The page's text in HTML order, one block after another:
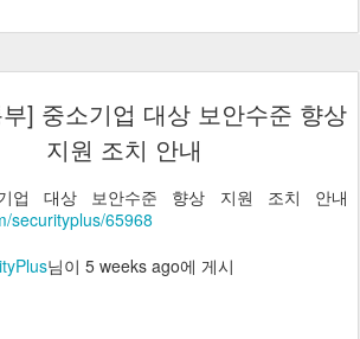
] 중소기업 대상 보안수준 향상
지원 조치 안내
업 대상 보안수준 향상 지원 조치 안내
securityplus/65968
님이 5 weeks ago에 게시